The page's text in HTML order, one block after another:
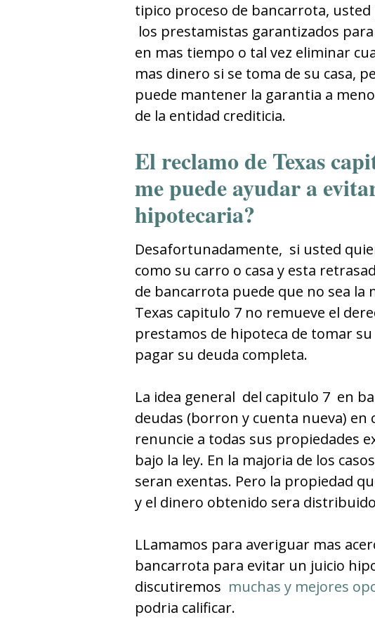
tipico proceso de bancarrota,
los prestamistas garantizados
en mas tiempo o tal vez eliminar
mas dinero si se toma de su casa,
puede mantener la garantia a
de la entidad crediticia.
El reclamo de Texas
me puede ayudar a
hipotecaria?
Desafortunadamente, si usted
como su carro o casa y esta
de bancarrota puede que no sea la
Texas capitulo 7 no remueve el
prestamos de hipoteca de tomar
pagar su deuda completa.
La idea general del capitulo 7 en
deudas (borron y cuenta nueva) en
renuncie a todas sus propiedades
bajo la ley. En la majoria de los
seran exentas. Pero la propiedad
y el dinero obtenido sera
LLamamos para averiguar mas
bancarrota para evitar un juicio
discutiremos muchas y mejores
podria calificar.